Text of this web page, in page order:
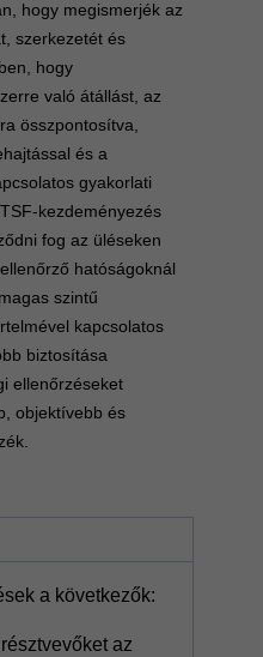
hogy megismerjék az
szerkezetét és
hogy
való átállást, az
összpontosítva,
és a
gyakorlati
kezdeményezés
fog az üléseken
hatóságoknál
szintű
kapcsolatos
biztosítása
ellenőrzéseket
objektívebb és
a következők:
az